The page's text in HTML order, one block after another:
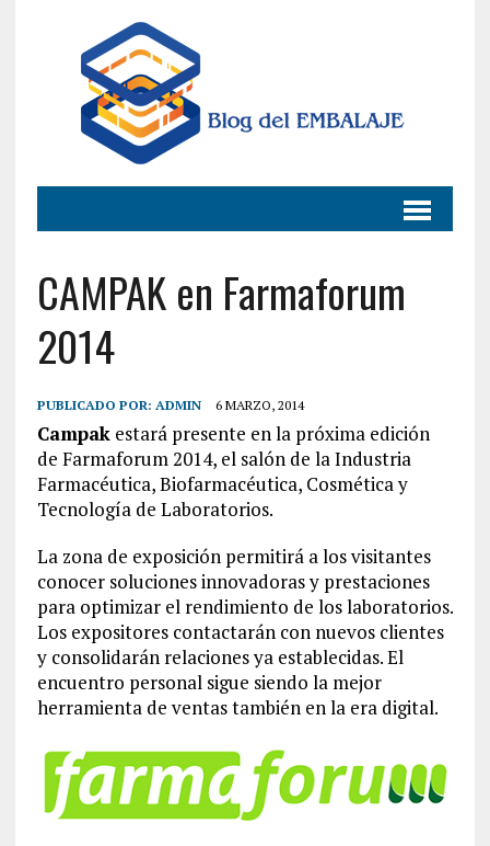
CAMPAK en Farmaforum
2014
PUBLICADO POR: ADMIN 6 MARZO, 2014
Campakestará presente en la próxima edición
de Farmaforum 2014, el salón de la Industria
Farmacéutica, Biofarmacéutica, Cosmética y
Tecnología de Laboratorios.
La zona de exposición permitirá a los visitantes
conocer soluciones innovadoras y prestaciones
para optimizar el rendimiento de los laboratorios.
Los expositores contactarán con nuevos clientes
y consolidarán relaciones ya establecidas. El
encuentro personal sigue siendo la mejor
herramienta de ventas también en la era digital.